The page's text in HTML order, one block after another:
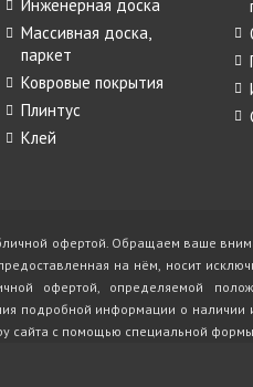
Инженерная доска
Массивная доска,
паркет
Ковровые покрытия
Плинтус
Клей
офертой. Обращаем ваше
на нём, носит
офертой, определяемой
подробной информации о наличии
сайта с помощью специальной